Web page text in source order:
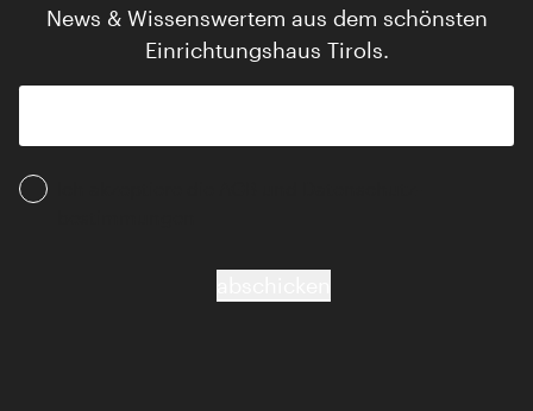
News & Wissenswertem aus dem schönsten
Einrichtungshaus Tirols.